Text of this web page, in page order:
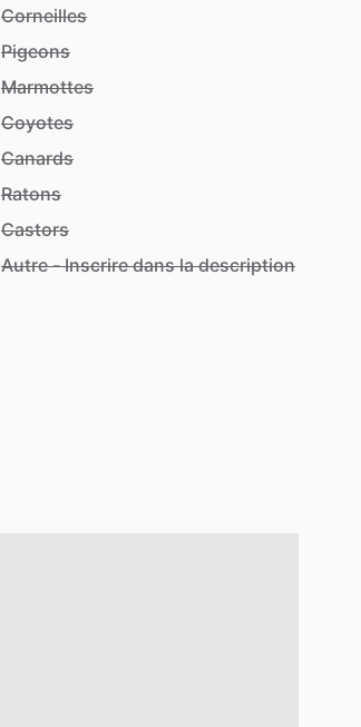
Corneilles
Pigeons
Marmottes
Coyotes
Canards
Ratons
Castors
Autre - Inscrire dans la description